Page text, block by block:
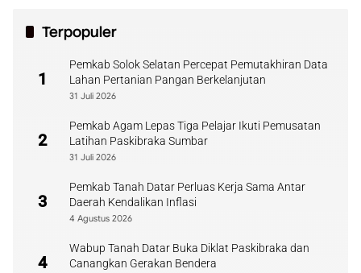
Terpopuler
1
Pemkab Solok Selatan Percepat Pemutakhiran Data
Lahan Pertanian Pangan Berkelanjutan
31 Juli 2026
2
Pemkab Agam Lepas Tiga Pelajar Ikuti Pemusatan
Latihan Paskibraka Sumbar
31 Juli 2026
3
Pemkab Tanah Datar Perluas Kerja Sama Antar
Daerah Kendalikan Inflasi
4 Agustus 2026
4
Wabup Tanah Datar Buka Diklat Paskibraka dan
Canangkan Gerakan Bendera